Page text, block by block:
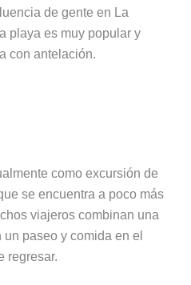
de gente en La
playa es muy popular y
con antelación.
como excursión de
se encuentra a poco más
viajeros combinan una
paseo y comida en el
regresar.